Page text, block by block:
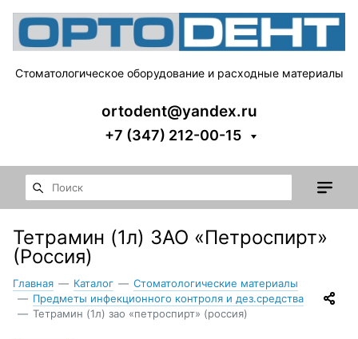
Стоматологическое оборудование и расходные материалы
ortodent@yandex.ru
+7 (347) 212-00-15
Тетрамин (1л) ЗАО «Петроспирт»
(Россия)
Главная — Каталог — Стоматологические материалы
— Предметы инфекционного контроля и дез.средства
— Тетрамин (1л) зао «петроспирт» (россия)